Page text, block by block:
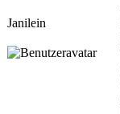
Janilein